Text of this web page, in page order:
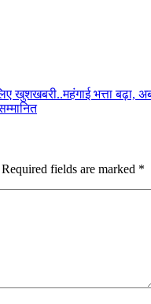
खुशखबरी..महंगाई भत्ता
Required fields are marked *